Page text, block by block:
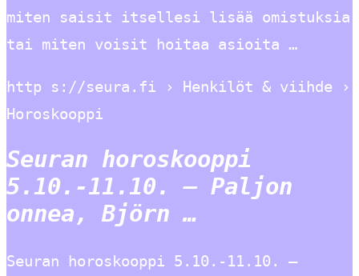
miten saisit itsellesi lisää omistuksia
tai miten voisit hoitaa asioita …
http s://seura.fi › Henkilöt & viihde ›
Horoskooppi
Seuran horoskooppi
5.10.-11.10. – Paljon
onnea, Björn …
Seuran horoskooppi 5.10.-11.10. –